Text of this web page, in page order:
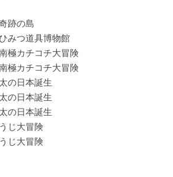
跡の島
みつ道具博物館
極カチコチ大冒険
極カチコチ大冒険
の日本誕生
の日本誕生
の日本誕生
じ大冒険
じ大冒険